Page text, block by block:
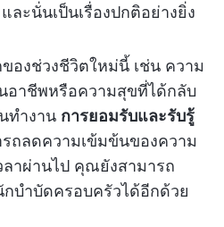
ละนั่นเป็นเรื่องปกติอย่างยิ่ง
องช่วงชีวิตใหม่นี้ เช่น ความ
อาชีพหรือความสุขที่ได้กลับ
ทำงาน การยอมรับและรับรู้
ถลดความเข้มข้นของความ
ลาผ่านไป คุณยังสามารถ
บำบัดครอบครัวได้อีกด้วย